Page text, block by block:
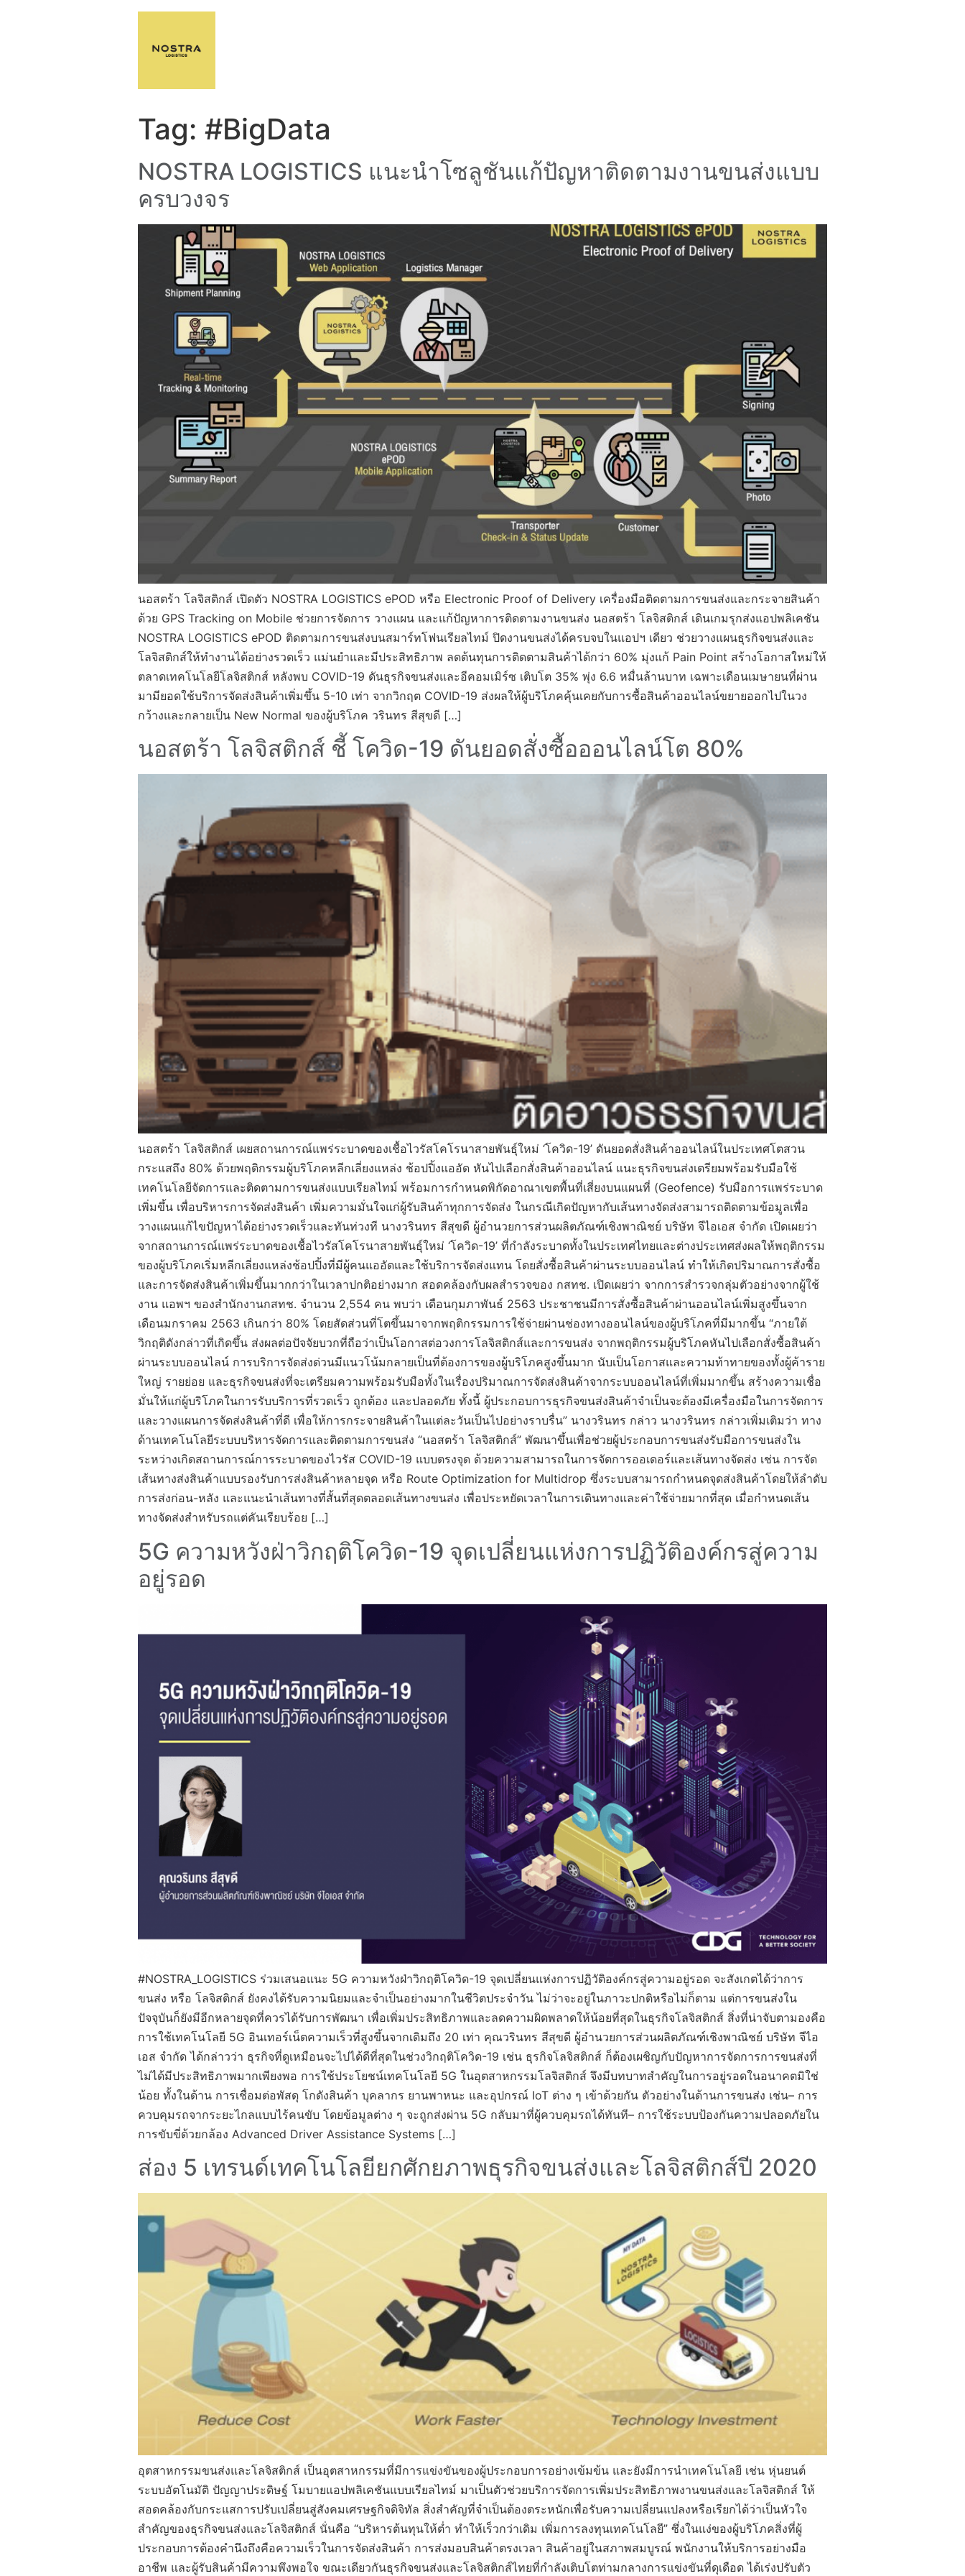
Tag: #BigData
NOSTRA LOGISTICS แนะนำโซลูชันแก้ปัญหาติดตามงานขนส่งแบบ
ครบวงจร
นอสตร้า โลจิสติกส์ เปิดตัว NOSTRA LOGISTICS ePOD หรือ Electronic Proof of Delivery เครื่องมือติดตามการขนส่งและกระจายสินค้า
ด้วย GPS Tracking on Mobile ช่วยการจัดการ วางแผน และแก้ปัญหาการติดตามงานขนส่ง นอสตร้า โลจิสติกส์ เดินเกมรุกส่งแอปพลิเคชัน
NOSTRA LOGISTICS ePOD ติดตามการขนส่งบนสมาร์ทโฟนเรียลไทม์ ปิดงานขนส่งได้ครบจบในแอปฯ เดียว ช่วยวางแผนธุรกิจขนส่งและ
โลจิสติกส์ให้ทำงานได้อย่างรวดเร็ว แม่นยำและมีประสิทธิภาพ ลดต้นทุนการติดตามสินค้าได้กว่า 60% มุ่งแก้ Pain Point สร้างโอกาสใหม่ให้
ตลาดเทคโนโลยีโลจิสติกส์ หลังพบ COVID-19 ดันธุรกิจขนส่งและอีคอมเมิร์ซ เติบโต 35% พุ่ง 6.6 หมื่นล้านบาท เฉพาะเดือนเมษายนที่ผ่าน
มามียอดใช้บริการจัดส่งสินค้าเพิ่มขึ้น 5-10 เท่า จากวิกฤต COVID-19 ส่งผลให้ผู้บริโภคคุ้นเคยกับการซื้อสินค้าออนไลน์ขยายออกไปในวง
กว้างและกลายเป็น New Normal ของผู้บริโภค วรินทร สีสุขดี […]
นอสตร้า โลจิสติกส์ ชี้ โควิด-19 ดันยอดสั่งซื้อออนไลน์โต 80%
นอสตร้า โลจิสติกส์ เผยสถานการณ์แพร่ระบาดของเชื้อไวรัสโคโรนาสายพันธุ์ใหม่ ‘โควิด-19’ ดันยอดสั่งสินค้าออนไลน์ในประเทศโตสวน
กระแสถึง 80% ด้วยพฤติกรรมผู้บริโภคหลีกเลี่ยงแหล่ง ช้อปปิ้งแออัด หันไปเลือกสั่งสินค้าออนไลน์ แนะธุรกิจขนส่งเตรียมพร้อมรับมือใช้
เทคโนโลยีจัดการและติดตามการขนส่งแบบเรียลไทม์ พร้อมการกำหนดพิกัดอาณาเขตพื้นที่เสี่ยงบนแผนที่ (Geofence) รับมือการแพร่ระบาด
เพิ่มขึ้น เพื่อบริหารการจัดส่งสินค้า เพิ่มความมั่นใจแก่ผู้รับสินค้าทุกการจัดส่ง ในกรณีเกิดปัญหากับเส้นทางจัดส่งสามารถติดตามข้อมูลเพื่อ
วางแผนแก้ไขปัญหาได้อย่างรวดเร็วและทันท่วงที นางวรินทร สีสุขดี ผู้อำนวยการส่วนผลิตภัณฑ์เชิงพาณิชย์ บริษัท จีไอเอส จำกัด เปิดเผยว่า
จากสถานการณ์แพร่ระบาดของเชื้อไวรัสโคโรนาสายพันธุ์ใหม่ ‘โควิด-19’ ที่กำลังระบาดทั้งในประเทศไทยและต่างประเทศส่งผลให้พฤติกรรม
ของผู้บริโภคเริ่มหลีกเลี่ยงแหล่งช้อปปิ้งที่มีผู้คนแออัดและใช้บริการจัดส่งแทน โดยสั่งซื้อสินค้าผ่านระบบออนไลน์ ทำให้เกิดปริมาณการสั่งซื้อ
และการจัดส่งสินค้าเพิ่มขึ้นมากกว่าในเวลาปกติอย่างมาก สอดคล้องกับผลสำรวจของ กสทช. เปิดเผยว่า จากการสำรวจกลุ่มตัวอย่างจากผู้ใช้
งาน แอพฯ ของสำนักงานกสทช. จำนวน 2,554 คน พบว่า เดือนกุมภาพันธ์ 2563 ประชาชนมีการสั่งซื้อสินค้าผ่านออนไลน์เพิ่มสูงขึ้นจาก
เดือนมกราคม 2563 เกินกว่า 80% โดยสัดส่วนที่โตขึ้นมาจากพฤติกรรมการใช้จ่ายผ่านช่องทางออนไลน์ของผู้บริโภคที่มีมากขึ้น “ภายใต้
วิกฤติดังกล่าวที่เกิดขึ้น ส่งผลต่อปัจจัยบวกที่ถือว่าเป็นโอกาสต่อวงการโลจิสติกส์และการขนส่ง จากพฤติกรรมผู้บริโภคหันไปเลือกสั่งซื้อสินค้า
ผ่านระบบออนไลน์ การบริการจัดส่งด่วนมีแนวโน้มกลายเป็นที่ต้องการของผู้บริโภคสูงขึ้นมาก นับเป็นโอกาสและความท้าทายของทั้งผู้ค้าราย
ใหญ่ รายย่อย และธุรกิจขนส่งที่จะเตรียมความพร้อมรับมือทั้งในเรื่องปริมาณการจัดส่งสินค้าจากระบบออนไลน์ที่เพิ่มมากขึ้น สร้างความเชื่อ
มั่นให้แก่ผู้บริโภคในการรับบริการที่รวดเร็ว ถูกต้อง และปลอดภัย ทั้งนี้ ผู้ประกอบการธุรกิจขนส่งสินค้าจำเป็นจะต้องมีเครื่องมือในการจัดการ
และวางแผนการจัดส่งสินค้าที่ดี เพื่อให้การกระจายสินค้าในแต่ละวันเป็นไปอย่างราบรื่น” นางวรินทร กล่าว นางวรินทร กล่าวเพิ่มเติมว่า ทาง
ด้านเทคโนโลยีระบบบริหารจัดการและติดตามการขนส่ง “นอสตร้า โลจิสติกส์” พัฒนาขึ้นเพื่อช่วยผู้ประกอบการขนส่งรับมือการขนส่งใน
ระหว่างเกิดสถานการณ์การระบาดของไวรัส COVID-19 แบบตรงจุด ด้วยความสามารถในการจัดการออเดอร์และเส้นทางจัดส่ง เช่น การจัด
เส้นทางส่งสินค้าแบบรองรับการส่งสินค้าหลายจุด หรือ Route Optimization for Multidrop ซึ่งระบบสามารถกำหนดจุดส่งสินค้าโดยให้ลำดับ
การส่งก่อน-หลัง และแนะนำเส้นทางที่สั้นที่สุดตลอดเส้นทางขนส่ง เพื่อประหยัดเวลาในการเดินทางและค่าใช้จ่ายมากที่สุด เมื่อกำหนดเส้น
ทางจัดส่งสำหรับรถแต่คันเรียบร้อย […]
5G ความหวังฝ่าวิกฤติโควิด-19 จุดเปลี่ยนแห่งการปฏิวัติองค์กรสู่ความ
อยู่รอด
#NOSTRA_LOGISTICS ร่วมเสนอแนะ 5G ความหวังฝ่าวิกฤติโควิด-19 จุดเปลี่ยนแห่งการปฏิวัติองค์กรสู่ความอยู่รอด จะสังเกตได้ว่าการ
ขนส่ง หรือ โลจิสติกส์ ยังคงได้รับความนิยมและจำเป็นอย่างมากในชีวิตประจำวัน ไม่ว่าจะอยู่ในภาวะปกติหรือไม่ก็ตาม แต่การขนส่งใน
ปัจจุบันก็ยังมีอีกหลายจุดที่ควรได้รับการพัฒนา เพื่อเพิ่มประสิทธิภาพและลดความผิดพลาดให้น้อยที่สุดในธุรกิจโลจิสติกส์ สิ่งที่น่าจับตามองคือ
การใช้เทคโนโลยี 5G อินเทอร์เน็ตความเร็วที่สูงขึ้นจากเดิมถึง 20 เท่า คุณวรินทร สีสุขดี ผู้อำนวยการส่วนผลิตภัณฑ์เชิงพาณิชย์ บริษัท จีไอ
เอส จำกัด ได้กล่าวว่า ธุรกิจที่ดูเหมือนจะไปได้ดีที่สุดในช่วงวิกฤติโควิด-19 เช่น ธุรกิจโลจิสติกส์ ก็ต้องเผชิญกับปัญหาการจัดการการขนส่งที่
ไม่ได้มีประสิทธิภาพมากเพียงพอ การใช้ประโยชน์เทคโนโลยี 5G ในอุตสาหกรรมโลจิสติกส์ จึงมีบทบาทสำคัญในการอยู่รอดในอนาคตมิใช่
น้อย ทั้งในด้าน การเชื่อมต่อพัสดุ โกดังสินค้า บุคลากร ยานพาหนะ และอุปกรณ์ IoT ต่าง ๆ เข้าด้วยกัน ตัวอย่างในด้านการขนส่ง เช่น– การ
ควบคุมรถจากระยะไกลแบบไร้คนขับ โดยข้อมูลต่าง ๆ จะถูกส่งผ่าน 5G กลับมาที่ผู้ควบคุมรถได้ทันที– การใช้ระบบป้องกันความปลอดภัยใน
การขับขี่ด้วยกล้อง Advanced Driver Assistance Systems […]
ส่อง 5 เทรนด์เทคโนโลยียกศักยภาพธุรกิจขนส่งและโลจิสติกส์ปี 2020
อุตสาหกรรมขนส่งและโลจิสติกส์ เป็นอุตสาหกรรมที่มีการแข่งขันของผู้ประกอบการอย่างเข้มข้น และยังมีการนำเทคโนโลยี เช่น หุ่นยนต์
ระบบอัตโนมัติ ปัญญาประดิษฐ์ โมบายแอปพลิเคชันแบบเรียลไทม์ มาเป็นตัวช่วยบริการจัดการเพิ่มประสิทธิภาพงานขนส่งและโลจิสติกส์ ให้
สอดคล้องกับกระแสการปรับเปลี่ยนสู่สังคมเศรษฐกิจดิจิทัล สิ่งสำคัญที่จำเป็นต้องตระหนักเพื่อรับความเปลี่ยนแปลงหรือเรียกได้ว่าเป็นหัวใจ
สำคัญของธุรกิจขนส่งและโลจิสติกส์ นั่นคือ “บริหารต้นทุนให้ต่ำ ทำให้เร็วกว่าเดิม เพิ่มการลงทุนเทคโนโลยี” ซึ่งในแง่ของผู้บริโภคสิ่งที่ผู้
ประกอบการต้องคำนึงถึงคือความเร็วในการจัดส่งสินค้า การส่งมอบสินค้าตรงเวลา สินค้าอยู่ในสภาพสมบูรณ์ พนักงานให้บริการอย่างมือ
อาชีพ และผู้รับสินค้ามีความพึงพอใจ ขณะเดียวกันธุรกิจขนส่งและโลจิสติกส์ไทยที่กำลังเติบโตท่ามกลางการแข่งขันที่ดุเดือด ได้เร่งปรับตัว